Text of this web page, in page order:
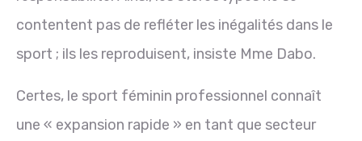
contentent pas de refléter les inégalités dans le
sport ; ils les reproduisent, insiste Mme Dabo.
Certes, le sport féminin professionnel connaît
une « expansion rapide » en tant que secteur